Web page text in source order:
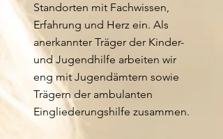
Standorten mit Fachwissen,
Erfahrung und Herz ein. Als
anerkannter Träger der Kinder-
und Jugendhilfe arbeiten wir
eng mit Jugendämtern sowie
Trägern der ambulanten
Eingliederungshilfe zusammen.